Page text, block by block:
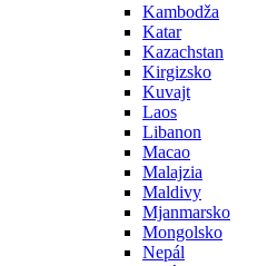
Kambodža
Katar
Kazachstan
Kirgizsko
Kuvajt
Laos
Libanon
Macao
Malajzia
Maldivy
Mjanmarsko
Mongolsko
Nepál